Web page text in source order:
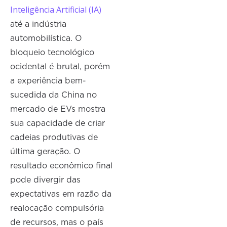
Inteligência Artificial (IA)
até a indústria
automobilística. O
bloqueio tecnológico
ocidental é brutal, porém
a experiência bem-
sucedida da China no
mercado de EVs mostra
sua capacidade de criar
cadeias produtivas de
última geração. O
resultado econômico final
pode divergir das
expectativas em razão da
realocação compulsória
de recursos, mas o país